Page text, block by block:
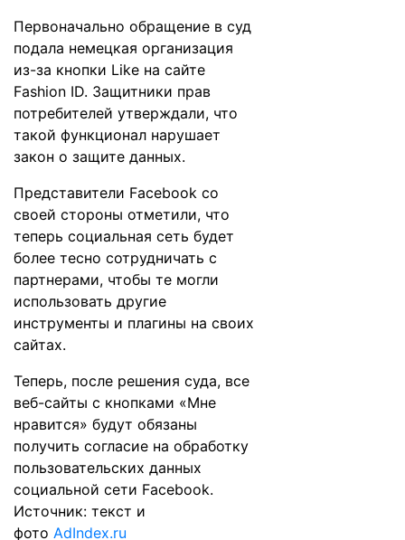
Первоначально обращение в суд
подала немецкая организация
из-за кнопки Like на сайте
Fashion ID. Защитники прав
потребителей утверждали, что
такой функционал нарушает
закон о защите данных.
Представители Facebook со
своей стороны отметили, что
теперь социальная сеть будет
более тесно сотрудничать с
партнерами, чтобы те могли
использовать другие
инструменты и плагины на своих
сайтах.
Теперь, после решения суда, все
веб-сайты с кнопками «Мне
нравится» будут обязаны
получить согласие на обработку
пользовательских данных
социальной сети Facebook.
Источник: текст и
фото AdIndex.ru